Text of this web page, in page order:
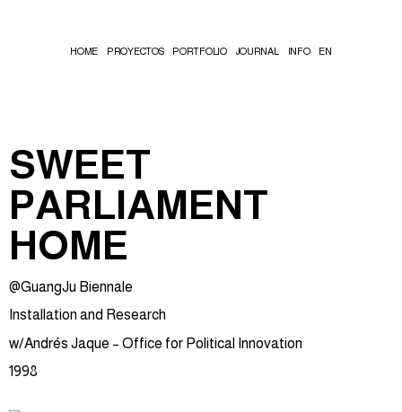
HOME PROYECTOS PORTFOLIO JOURNAL INFO EN
SWEET
PARLIAMENT
HOME
@GuangJu Biennale
Installation and Research
w/Andrés Jaque – Office for Political Innovation
1998